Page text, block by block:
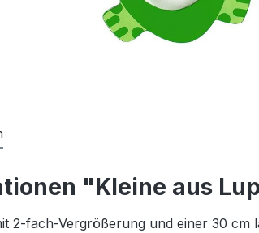
"Kleine aus
2-fach-Vergrößerung und einer 30